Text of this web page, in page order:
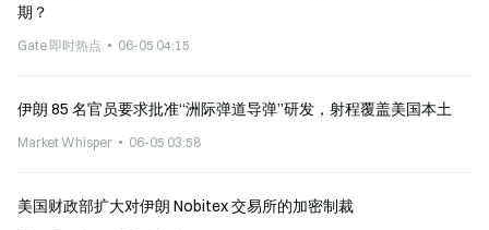
期？
Gate 即时热点 06-05 04:15
伊朗 85 名官员要求批准“洲际弹道导弹”研发，射程覆盖美国本土
Market Whisper 06-05 03:58
美国财政部扩大对伊朗 Nobitex 交易所的加密制裁